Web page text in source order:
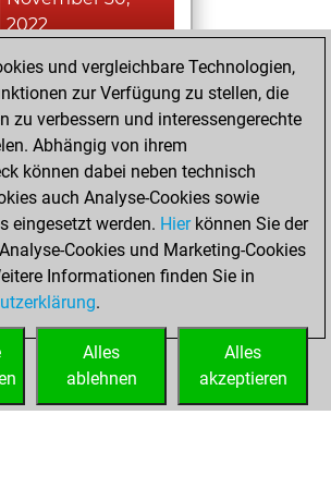
2022
You played 4
blitz games
Play
=1 -3 in blitz
Dienstag,
November 29,
2022
You created
your Fritz account
und vergleichbare Technologien,
zur Verfügung zu stellen, die
zu verbessern und interessengerechte
Abhängig von ihrem
können dabei neben technisch
auch Analyse-Cookies sowie
eingesetzt werden. Hierkönnen Sie der
Cookies und Marketing-Cookies
Informationen finden Sie in
.
Alles
akzeptieren
Alles
ablehnen